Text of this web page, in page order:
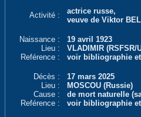
Activité :
actrice russe,
veuve de Viktor
Naissance :
19 avril 1923
Lieu :
VLADIMIR (RSFSR/
Reférence :
voir bibliographie
Décès :
17 mars 2025
Lieu :
MOSCOU (Russie)
Cause :
de mort naturelle
Reférence :
voir bibliographie